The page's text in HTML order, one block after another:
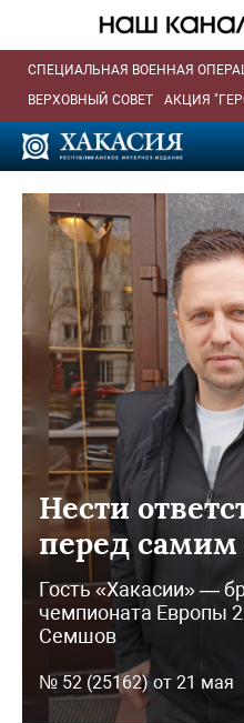
СПЕЦИАЛЬНАЯ ВОЕННАЯ
ВЕРХОВНЫЙ СОВЕТ
АКЦИЯ
Нести
перед самим
Гость «Хакасии» —
чемпионата Европы
Семшов
№ 52 (25162) от 21 мая